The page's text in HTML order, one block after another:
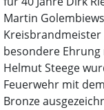
Martin
besondere
Helmut Steege
Feuerwehr mit
Bronze